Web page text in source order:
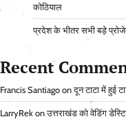
कोठियाल
प्रदेश के भीतर सभी बड़े
Recent
Francis Santiago onदून टाटा में हुई
LarryRek onउत्तराखंड को वेडिंग